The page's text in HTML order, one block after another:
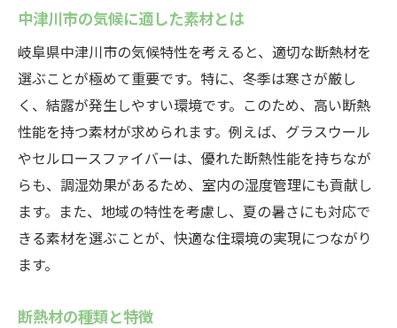
中津川市の気候に適した素材とは
岐阜県中津川市の気候特性を考えると、適切な断熱材を
選ぶことが極めて重要です。特に、冬季は寒さが厳し
く、結露が発生しやすい環境です。このため、高い断熱
性能を持つ素材が求められます。例えば、グラスウール
やセルロースファイバーは、優れた断熱性能を持ちなが
らも、調湿効果があるため、室内の湿度管理にも貢献し
ます。また、地域の特性を考慮し、夏の暑さにも対応で
きる素材を選ぶことが、快適な住環境の実現につながり
ます。
断熱材の種類と特徴